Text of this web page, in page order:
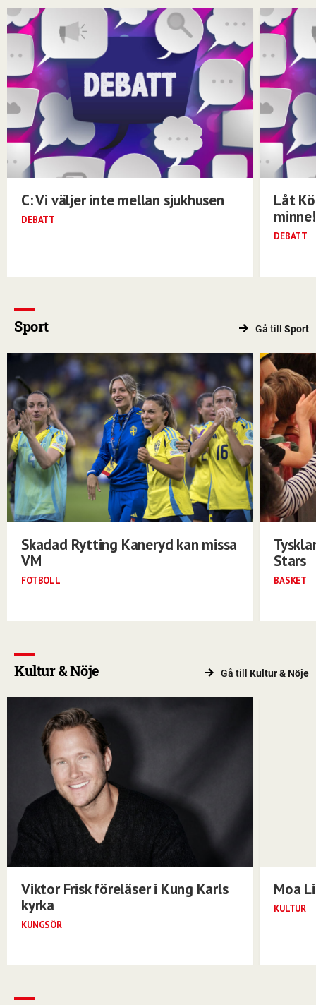
C: Vi väljer inte mellan sjukhusen
DEBATT
Låt
minne!
DEBATT
Sport Gå till Sport
Skadad Rytting Kaneryd kan missa
VM
FOTBOLL
Stars
BASKET
Kultur & Nöje Gå till Kultur & Nöje
Viktor Frisk föreläser i Kung Karls
kyrka
KUNGSÖR
Moa
KULTUR